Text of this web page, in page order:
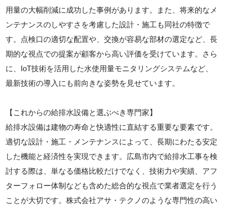
用量の大幅削減に成功した事例があります。また、将来的なメ
ンテナンスのしやすさを考慮した設計・施工も同社の特徴で
す。点検口の適切な配置や、交換が容易な部材の選定など、長
期的な視点での提案が顧客から高い評価を受けています。さら
に、IoT技術を活用した水使用量モニタリングシステムなど、
最新技術の導入にも前向きな姿勢を見せています。
【これからの給排水設備と選ぶべき専門家】
給排水設備は建物の寿命と快適性に直結する重要な要素です。
適切な設計・施工・メンテナンスによって、長期にわたる安定
した機能と経済性を実現できます。広島市内で給排水工事を検
討する際は、単なる価格比較だけでなく、技術力や実績、アフ
ターフォロー体制なども含めた総合的な視点で業者選定を行う
ことが大切です。株式会社アサ・テクノのような専門性の高い